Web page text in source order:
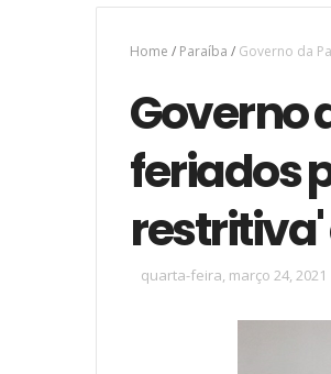
Home / Paraíba / Governo da
Governo
feriados
restritiva'
quarta-feira, março 24, 2021